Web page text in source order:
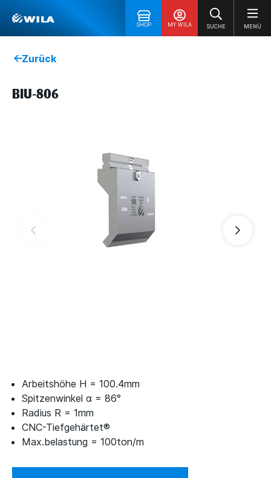
SHOP MY WILA SUCHE MENÜ
Zurück
BIU-806
Arbeitshöhe H = 100.4mm
Spitzenwinkel α = 86°
Radius R = 1mm
CNC-Tiefgehärtet®
Max.belastung = 100ton/m